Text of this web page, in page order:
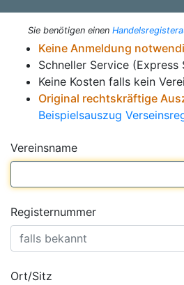
Sie benötigen einen
Keine Anmeldung
Schneller Service (Express
Keine Kosten falls kein
Original rechtskräftige
Beispielsauszug
Vereinsname
Registernummer
Ort/Sitz